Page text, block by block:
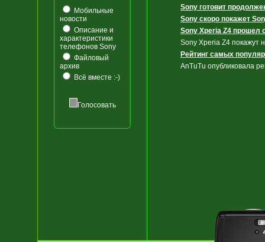
Мобильные
новости
Описание и
характеристики
телефонов Sony
Файловый
архив
Всё вместе :-)
Голосовать
Sony готовит
Sony скоро покажет
Sony Xperia Z4 прошел
Sony Xperia Z4 покажут
Рейтинг самых
AnTuTu опубликовала